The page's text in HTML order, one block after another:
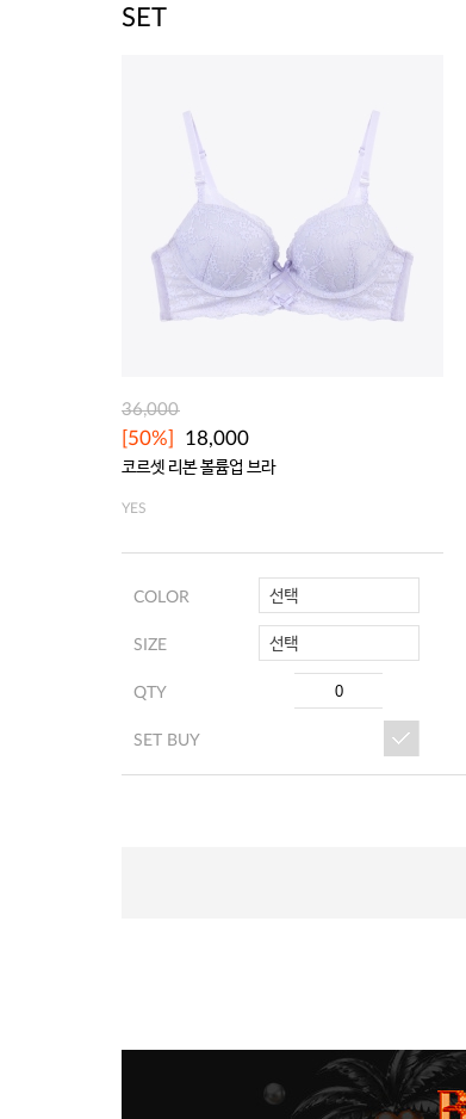
SET
36,000
[50%] 18,000
코르셋 리본 볼륨업 브라
YES
COLOR 선택
SIZE 선택
QTY
SET BUY